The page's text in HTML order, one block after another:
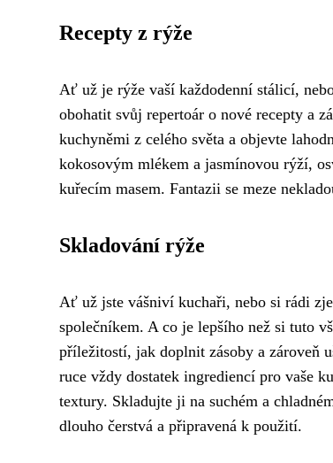
Recepty z rýže
Ať už je rýže vaší každodenní stálicí,
obohatit svůj repertoár o nové recepty a
kuchyněmi z celého světa a objevte
kokosovým mlékem a jasmínovou rýží,
kuřecím masem. Fantazii se meze
Skladování rýže
Ať už jste vášniví kuchaři, nebo si rádi
společníkem. A co je lepšího než si tuto
příležitostí, jak doplnit zásoby a zároveň
ruce vždy dostatek ingrediencí pro vaše
textury. Skladujte ji na suchém a
dlouho čerstvá a připravená k použití.